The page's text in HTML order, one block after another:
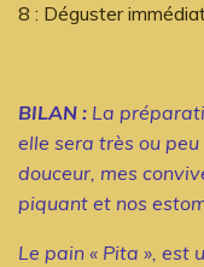
8 : Déguster
BILAN : La
elle sera très ou
douceur, mes
piquant et nos
Le pain « Pita », est